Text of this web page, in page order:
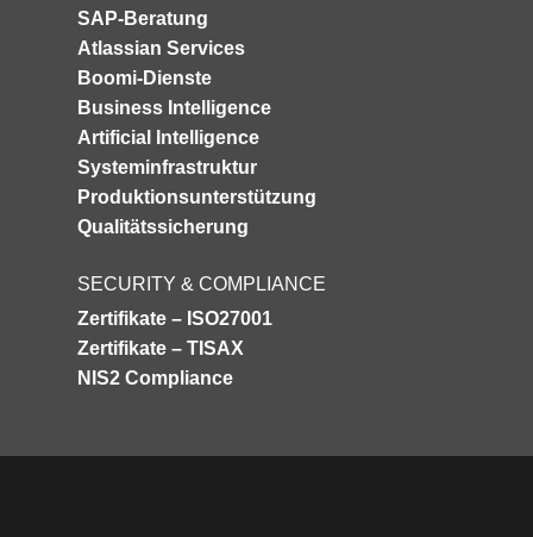
SAP-Beratung
Atlassian Services
Boomi-Dienste
Business Intelligence
Artificial Intelligence
Systeminfrastruktur
Produktionsunterstützung
Qualitätssicherung
SECURITY & COMPLIANCE
Zertifikate – ISO27001
Zertifikate – TISAX
NIS2 Compliance